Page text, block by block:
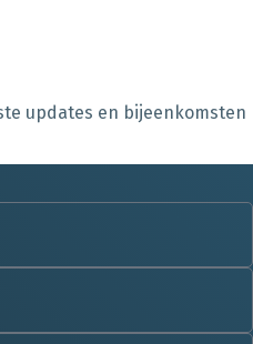
updates en bijeenkomsten